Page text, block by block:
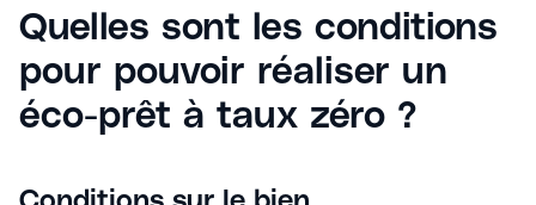
Quelles sont les conditions
pour pouvoir réaliser un
éco-prêt à taux zéro ?